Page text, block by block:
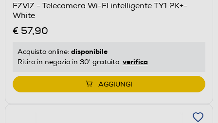
EZVIZ - Telecamera Wi-FI intelligente TY1 2K+-
White
€ 57,90
Acquisto online: disponibile
Ritiro in negozio in 30' gratuito: verifica
AGGIUNGI